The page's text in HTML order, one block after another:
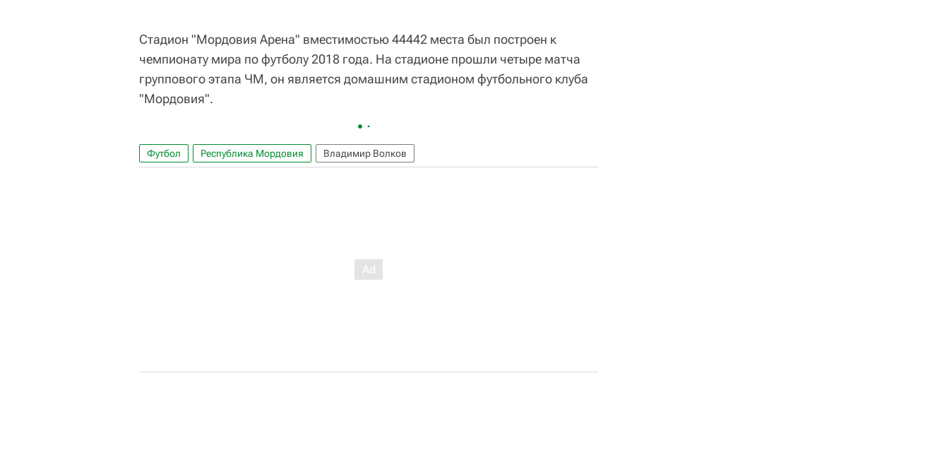
Стадион "Мордовия Арена" вместимостью 44442 места был построен к
чемпионату мира по футболу 2018 года. На стадионе прошли четыре матча
группового этапа ЧМ, он является домашним стадионом футбольного клуба
"Мордовия".
Футбол Республика Мордовия Владимир Волков